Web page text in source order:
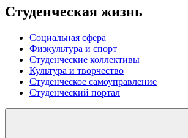
Студенческая жизнь
Социальная сфера
Физкультура и спорт
Студенческие коллективы
Культура и творчество
Студенческое самоуправление
Студенческий портал